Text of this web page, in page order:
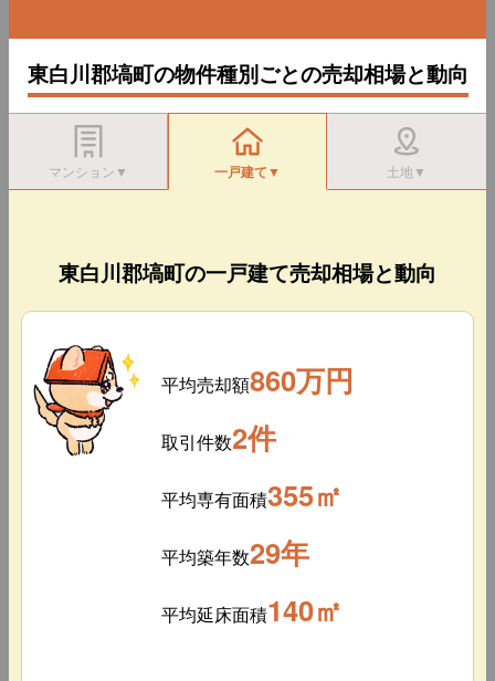
東白川郡塙町の物件種別ごとの売却相場と動向
マンション▼ 一戸建て▼ 土地▼
東白川郡塙町の一戸建て売却相場と動向
平均売却額860万円
取引件数2件
平均専有面積355㎡
平均築年数29年
平均延床面積140㎡